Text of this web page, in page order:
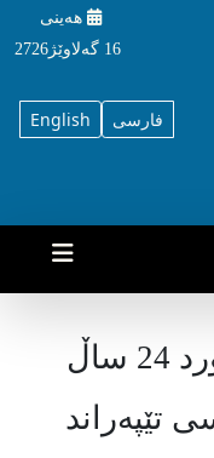
هه‌ینی
16 گه‌لاوێژ2726
English فارسی
زیندانیەکی سیاسی کورد 24 ساڵ
تێپەراند